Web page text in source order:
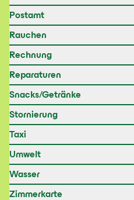
Postamt
Rauchen
Rechnung
Reparaturen
Snacks/Getränke
Stornierung
Taxi
Umwelt
Wasser
Zimmerkarte